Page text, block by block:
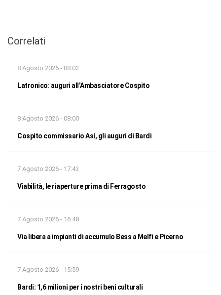
Correlati
8 Agosto 2026 - 08:02
Latronico: auguri all’Ambasciatore Cospito
8 Agosto 2026 - 08:00
Cospito commissario Asi, gli auguri di Bardi
7 Agosto 2026 - 17:43
Viabilità, le riaperture prima di Ferragosto
7 Agosto 2026 - 16:48
Via libera a impianti di accumulo Bess a Melfi e Picerno
7 Agosto 2026 - 15:59
Bardi: 1,6 milioni per i nostri beni culturali